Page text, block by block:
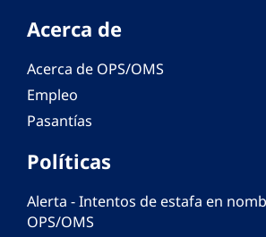
Acerca de
Acerca de OPS/OMS
Empleo
Pasantías
Políticas
Alerta - Intentos de estafa en
OPS/OMS